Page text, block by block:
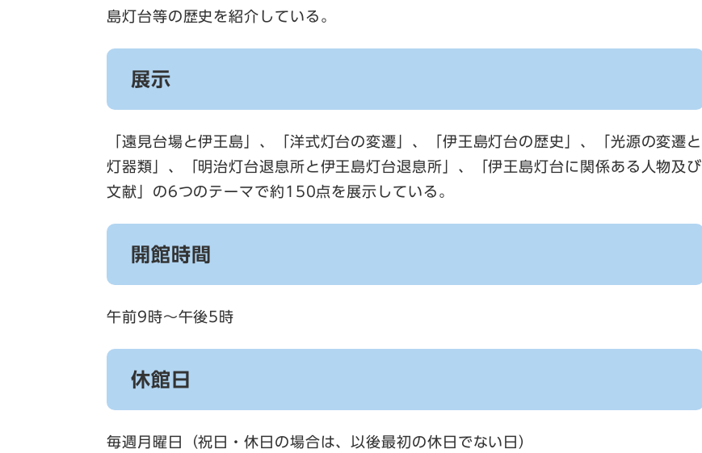
島灯台等の歴史を紹介している。
展示
「遠見台場と伊王島」、「洋式灯台の変遷」、「伊王島灯台の歴史」、「光源の変遷と
灯器類」、「明治灯台退息所と伊王島灯台退息所」、「伊王島灯台に関係ある人物及び
文献」の6つのテーマで約150点を展示している。
開館時間
午前9時～午後5時
休館日
毎週月曜日（祝日・休日の場合は、以後最初の休日でない日）